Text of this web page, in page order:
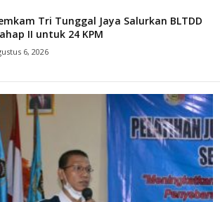
Tri Tunggal Jaya Salurkan BLTDD
II untuk 24 KPM
6, 2026